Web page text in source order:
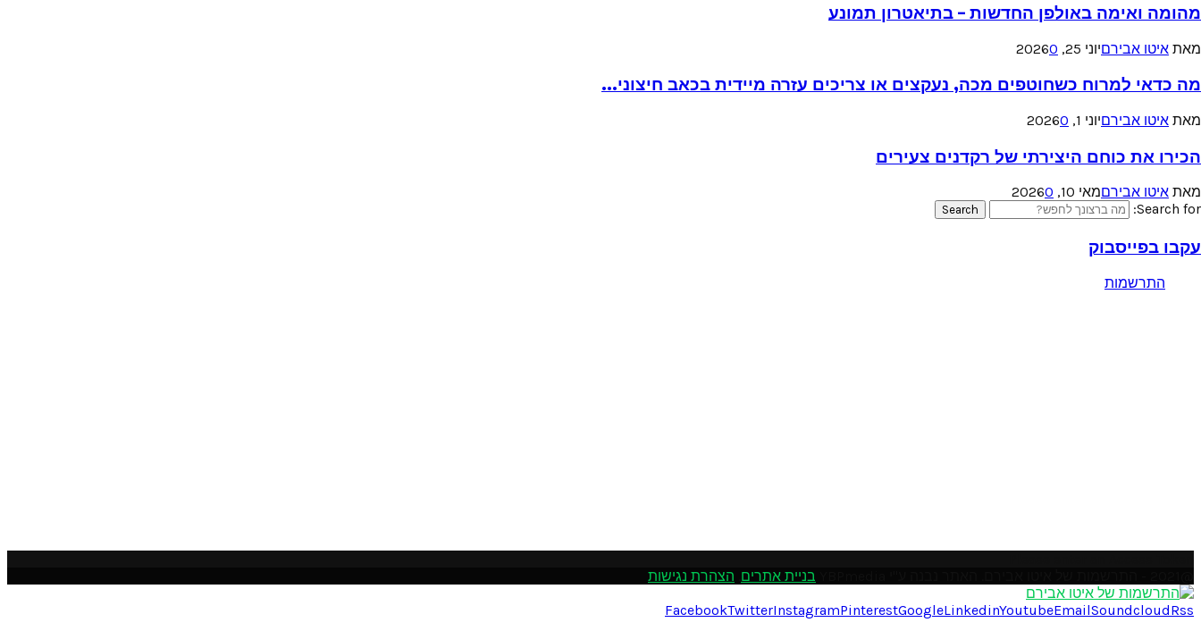
מהומה ואימה באולפן החדשות – בתיאטרון תמונע
מאת איטו אבירםיוני 25, 2026 0
מה כדאי למרוח כשחוטפים מכה, נעקצים או צריכים עזרה מיידית בכאב חיצוני...
מאת איטו אבירםיוני 1, 2026 0
הכירו את כוחם היצירתי של רקדנים צעירים
מאת איטו אבירםמאי 10, 2026
0
Search for:
Search
עקבו בפייסבוק
התרשמות
בניית אתרים הצהרת נגישות
FacebookTwitterInstagramPinterestGoogleLinkedinYoutubeEmailSoundcloudRss